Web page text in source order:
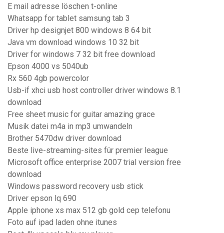
E mail adresse löschen t-online
Whatsapp for tablet samsung tab 3
Driver hp designjet 800 windows 8 64 bit
Java vm download windows 10 32 bit
Driver for windows 7 32 bit free download
Epson 4000 vs 5040ub
Rx 560 4gb powercolor
Usb-if xhci usb host controller driver windows 8.1
download
Free sheet music for guitar amazing grace
Musik datei m4a in mp3 umwandeln
Brother 5470dw driver download
Beste live-streaming-sites für premier league
Microsoft office enterprise 2007 trial version free
download
Windows password recovery usb stick
Driver epson lq 690
Apple iphone xs max 512 gb gold cep telefonu
Foto auf ipad laden ohne itunes